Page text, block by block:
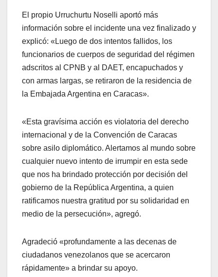
El propio Urruchurtu Noselli aportó más
información sobre el incidente una vez finalizado y
explicó: «Luego de dos intentos fallidos, los
funcionarios de cuerpos de seguridad del régimen
adscritos al CPNB y al DAET, encapuchados y
con armas largas, se retiraron de la residencia de
la Embajada Argentina en Caracas».
«Esta gravísima acción es violatoria del derecho
internacional y de la Convención de Caracas
sobre asilo diplomático. Alertamos al mundo sobre
cualquier nuevo intento de irrumpir en esta sede
que nos ha brindado protección por decisión del
gobierno de la República Argentina, a quien
ratificamos nuestra gratitud por su solidaridad en
medio de la persecución», agregó.
Agradeció «profundamente a las decenas de
ciudadanos venezolanos que se acercaron
rápidamente» a brindar su apoyo.